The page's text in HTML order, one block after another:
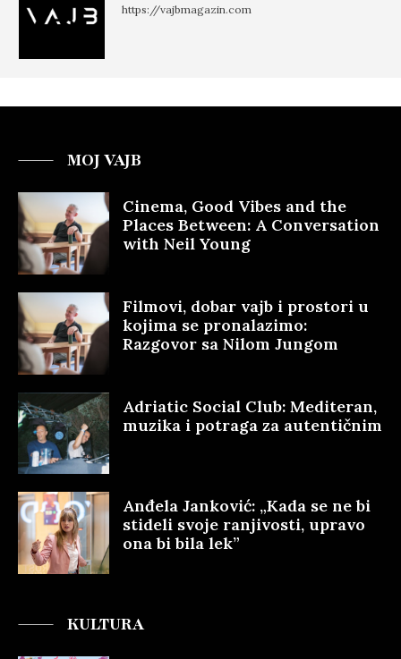
https://vajbmagazin.com
MOJ VAJB
Cinema, Good Vibes and the
Places Between: A Conversation
with Neil Young
Filmovi, dobar vajb i prostori u
kojima se pronalazimo:
Razgovor sa Nilom Jungom
Adriatic Social Club: Mediteran,
muzika i potraga za autentičnim
Anđela Janković: „Kada se ne bi
stideli svoje ranjivosti, upravo
ona bi bila lek”
KULTURA